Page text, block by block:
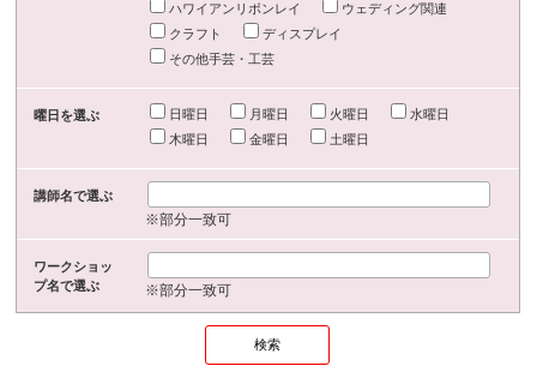
ハワイアンリボンレイ
ウェディング関連
クラフト
ディスプレイ
その他手芸・工芸
曜日を選ぶ 日曜日 月曜日 火曜日
水曜日
木曜日
金曜日 土曜日
講師名で選ぶ
※部分一致可
ワークショッ
プ名で選ぶ
※部分一致可